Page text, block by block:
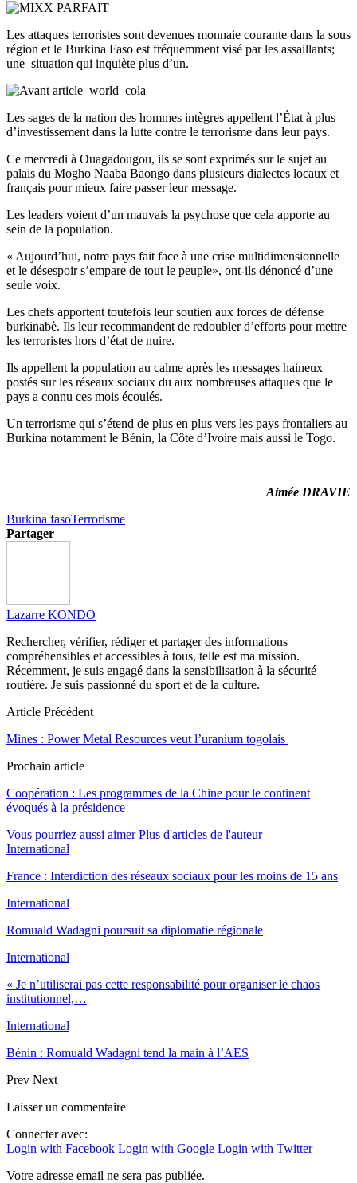
Les attaques terroristes sont devenues monnaie courante dans la sous
région et le Burkina Faso est fréquemment visé par les assaillants;
une situation qui inquiète plus d’un.
Les sages de la nation des hommes intègres appellent l’État à plus
d’investissement dans la lutte contre le terrorisme dans leur pays.
Ce mercredi à Ouagadougou, ils se sont exprimés sur le sujet au
palais du Mogho Naaba Baongo dans plusieurs dialectes locaux et
français pour mieux faire passer leur message.
Les leaders voient d’un mauvais la psychose que cela apporte au
sein de la population.
« Aujourd’hui, notre pays fait face à une crise multidimensionnelle
et le désespoir s’empare de tout le peuple», ont-ils dénoncé d’une
seule voix.
Les chefs apportent toutefois leur soutien aux forces de défense
burkinabè. Ils leur recommandent de redoubler d’efforts pour mettre
les terroristes hors d’état de nuire.
Ils appellent la population au calme après les messages haineux
postés sur les réseaux sociaux du aux nombreuses attaques que le
pays a connu ces mois écoulés.
Un terrorisme qui s’étend de plus en plus vers les pays frontaliers au
Burkina notamment le Bénin, la Côte d’Ivoire mais aussi le Togo.
Aimée DRAVIE
Burkina fasoTerrorisme
Partager
Lazarre KONDO
Rechercher, vérifier, rédiger et partager des informations
compréhensibles et accessibles à tous, telle est ma mission.
Récemment, je suis engagé dans la sensibilisation à la sécurité
routière. Je suis passionné du sport et de la culture.
Article Précédent
Mines : Power Metal Resources veut l’uranium togolais
Prochain article
Coopération : Les programmes de la Chine pour le continent
évoqués à la présidence
Vous pourriez aussi aimer Plus d'articles de l'auteur
International
France : Interdiction des réseaux sociaux pour les moins de 15 ans
International
Romuald Wadagni poursuit sa diplomatie régionale
International
« Je n’utiliserai pas cette responsabilité pour organiser le chaos
institutionnel,…
International
Bénin : Romuald Wadagni tend la main à l’AES
Prev Next
Laisser un commentaire
Connecter avec:
Login with Facebook Login with Google Login with Twitter
Votre adresse email ne sera pas publiée.